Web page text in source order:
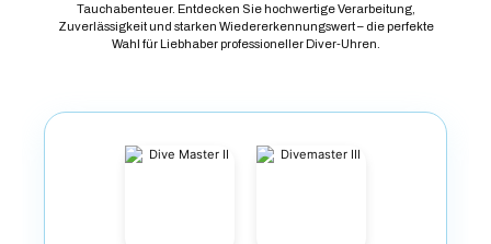
Tauchabenteuer. Entdecken Sie hochwertige Verarbeitung,
Zuverlässigkeit und starken Wiedererkennungswert – die perfekte
Wahl für Liebhaber professioneller Diver-Uhren.